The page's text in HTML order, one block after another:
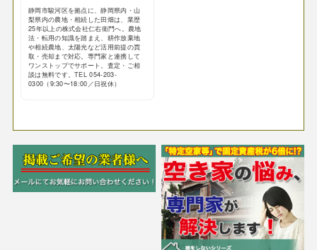
静岡市駿河区を拠点に、静岡県内・山
梨県内の農地・相続した田畑は、業歴
25年以上の株式会社仁右衛門へ。農地
法・転用の知識を踏まえ、耕作放棄地
や相続農地、太陽光など活用前提の買
取・売却まで対応。専門家と連携して
ワンストップでサポート。査定・ご相
談は無料です。TEL 054-203-
0300（9:30〜18:00／日祝休）